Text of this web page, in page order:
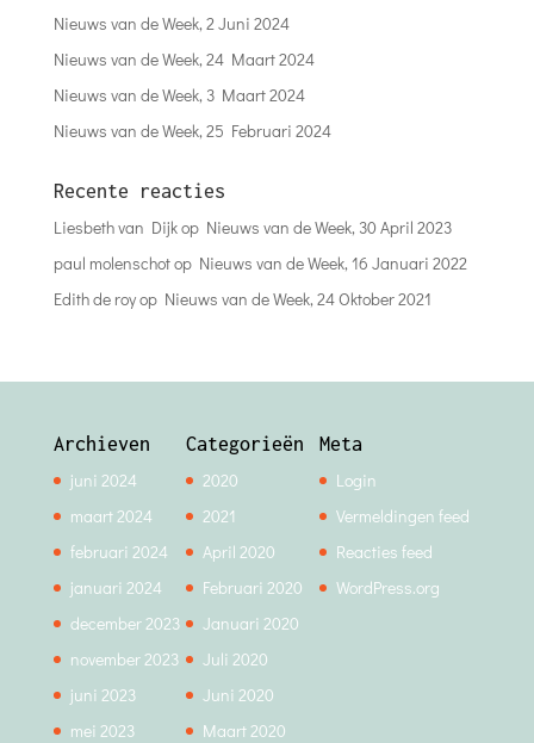
Nieuws van de Week, 2 Juni 2024
Nieuws van de Week, 24 Maart 2024
Nieuws van de Week, 3 Maart 2024
Nieuws van de Week, 25 Februari 2024
Recente reacties
Liesbeth van Dijkop Nieuws van de Week, 30 April 2023
paul molenschotop Nieuws van de Week, 16 Januari 2022
Edith de royop Nieuws van de Week, 24 Oktober 2021
Archieven
juni 2024
maart 2024
februari 2024
januari 2024
december 2023
november 2023
juni 2023
mei 2023
Categorieën
2020
2021
April 2020
Februari 2020
Januari 2020
Juli 2020
Juni 2020
Maart 2020
Meta
Login
Vermeldingen feed
Reacties feed
WordPress.org